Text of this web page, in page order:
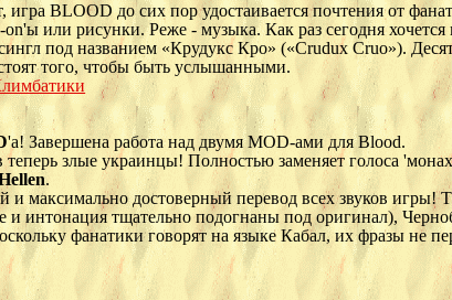
BLOOD до сих пор удостаивается почтения от
или рисунки. Реже - музыка. Как раз сегодня
под названием «Крудукс Кро» («Crudux Cruo»).
того, чтобы быть услышанными.
'а! Завершена работа над двумя MOD-ами для Blood.
злые украинцы! Полностью заменяет голоса
.
максимально достоверный перевод всех звуков игры!
и интонация тщательно подогнаны под оригинал),
фанатики говорят на языке Кабал, их фразы не